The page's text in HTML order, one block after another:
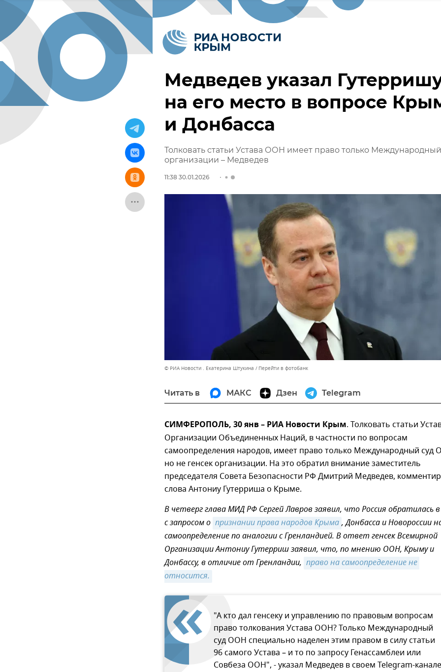
Медведев указал
на его место в вопросе
и Донбасса
Толковать статьи Устава ООН имеет право только
организации – Медведев
11:38 30.01.2026
© РИА Новости . Екатерина Штукина Перейти в фотобанк
Читать в МАКС Дзен Telegram
СИМФЕРОПОЛЬ, 30 янв – РИА Новости Крым. Толковать статьи
Организации Объединенных Наций, в частности по вопросам
самоопределения народов, имеет право только Международный суд
но не генсек организации. На это обратил внимание заместитель
председателя Совета Безопасности РФ Дмитрий Медведев,
слова Антониу Гутерриша о Крыме.
В четверг глава МИД РФ Сергей Лавров заявил, что Россия обратилась
с запросом о признании права народов Крыма, Донбасса и Новороссии
самоопределение по аналогии с Гренландией. В ответ генсек Всемирной
Организации Антониу Гутерриш заявил, что, по мнению ООН, Крыму и
Донбассу, в отличие от Гренландии, право на самоопределение не
относится.
"А кто дал генсеку и управлению по правовым вопросам
право толкования Устава ООН? Только Международный
суд ООН специально наделен этим правом в силу статьи
96 самого Устава – и то по запросу Генассамблеи или
Совбеза ООН", - указал Медведев в своем Telegram-